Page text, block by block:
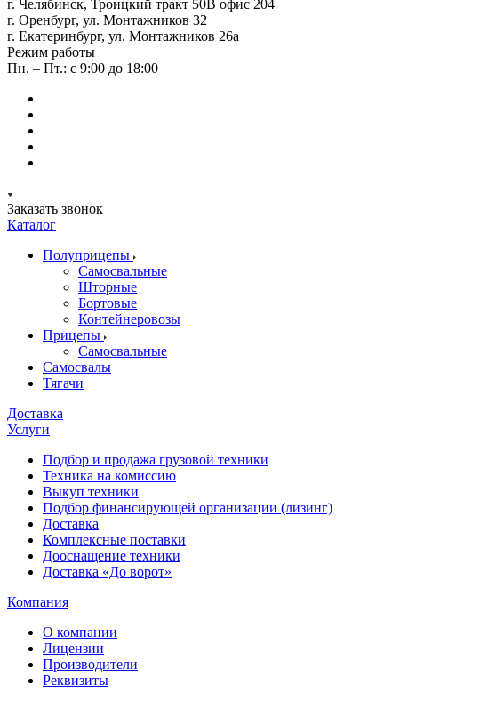
г. Челябинск, Троицкий тракт 50В офис 204
г. Оренбург, ул. Монтажников 32
г. Екатеринбург, ул. Монтажников 26а
Режим работы
Пн. – Пт.: с 9:00 до 18:00
Заказать звонок
Каталог
Полуприцепы
Самосвальные
Шторные
Бортовые
Контейнеровозы
Прицепы
Самосвальные
Самосвалы
Тягачи
Доставка
Услуги
Подбор и продажа грузовой техники
Техника на комиссию
Выкуп техники
Подбор финансирующей организации (лизинг)
Доставка
Комплексные поставки
Дооснащение техники
Доставка «До ворот»
Компания
О компании
Лицензии
Производители
Реквизиты